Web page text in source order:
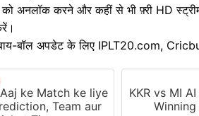
अनलॉक करने और कहीं से भी फ़्री HD
बॉल अपडेट के लिए IPLT20.com,
ke Match ke liye
Team aur
KKR vs MI